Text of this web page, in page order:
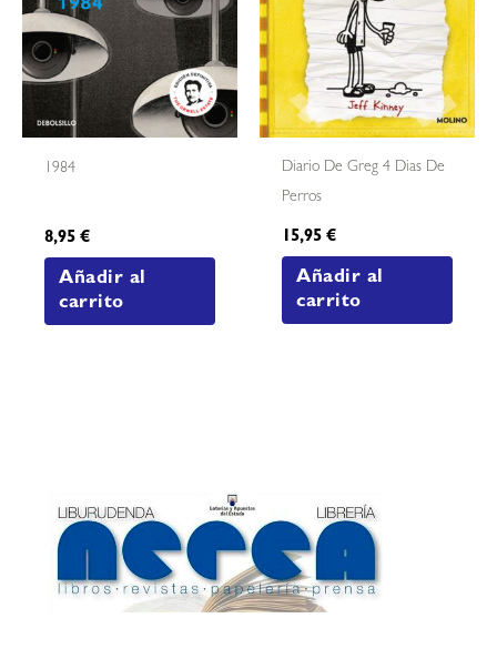
1984
8,95€
Añadir al
carrito
Diario De Greg 4 Dias De
Perros
15,95€
Añadir al
carrito